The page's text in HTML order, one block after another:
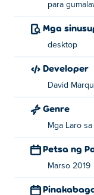
para
Mga
desktop
Developer
David
Genre
Mga Laro
Petsa ng
Marso 2019